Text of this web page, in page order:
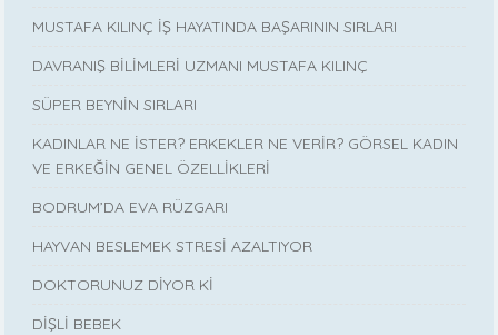
MUSTAFA KILINÇ İŞ HAYATINDA BAŞARININ SIRLARI
DAVRANIŞ BİLİMLERİ UZMANI MUSTAFA KILINÇ
SÜPER BEYNİN SIRLARI
KADINLAR NE İSTER? ERKEKLER NE VERİR? GÖRSEL KADIN
VE ERKEĞİN GENEL ÖZELLİKLERİ
BODRUM’DA EVA RÜZGARI
HAYVAN BESLEMEK STRESİ AZALTIYOR
DOKTORUNUZ DİYOR Kİ
DİŞLİ BEBEK